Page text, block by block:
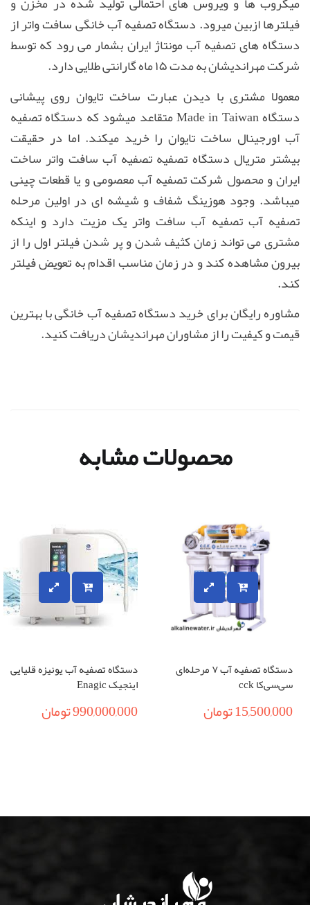
فیلترها ازبین میرود.دستگاه تصفیه آب خانگی سافت واتر از
دستگاه های تصفیه آب مونتاژ ایران بشمار می رود که توسط
شرکت مهراندیشان به مدت۱۵ماه گارانتی طلایی دارد.
معمولا مشتری با دیدن عبارت ساخت تایوان روی پیشانی
دستگاهMade in Taiwanمتقاعد میشود که دستگاه تصفیه
آب اورجینال ساخت تایوان را خرید میکند.اما در حقیقت
بیشتر متریال دستگاه تصفیه تصفیه آب سافت واتر ساخت
ایران و محصول شرکت تصفیه آب معصومی و یا قطعات چینی
میباشد. وجود هوزینگ شفاف و شیشه ای در اولین مرحله
تصفیه آب تصفیه آب سافت واتر یک مزیت دارد و اینکه
مشتری می تواند زمان کثیف شدن و پر شدن فیلتر اول را از
بیرون مشاهده کند و در زمان مناسب اقدام به تعویض فیلتر
کند.
مشاوره رایگان برای خرید دستگاه تصفیه آب خانگی با بهترین
قیمت و کیفیت را از مشاوران مهراندیشان دریافت کنید.
محصولات مشابه
دستگاه تصفیه آب ۷ مرحله‌ای
سی‌سی‌کا cck
15,500,000تومان
دستگاه تصفیه آب یونیزه قلیایی
اینجیک Enagic
990,000,000تومان